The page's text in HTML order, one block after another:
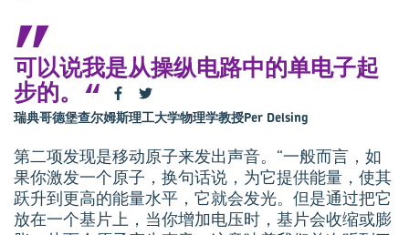
可以说我是从操纵电路中的单电子起
步的。
瑞典哥德堡查尔姆斯理工大学物理学教授Per Delsing
第二项发现是移动原子来发出声音。“一般而言，如
果你激发一个原子，换句话说，为它提供能量，使其
跃升到更高的能量水平，它就会发光。但是通过把它
放在一个基片上，当你增加电压时，基片会收缩或膨